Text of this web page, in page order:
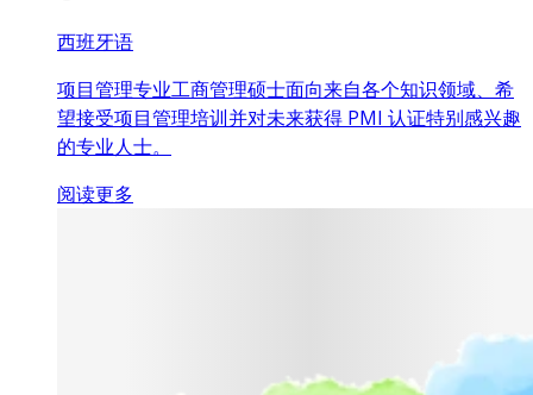
西班牙语
项目管理专业工商管理硕士面向来自各个知识领域、希
望接受项目管理培训并对未来获得 PMI 认证特别感兴趣
的专业人士。
阅读更多